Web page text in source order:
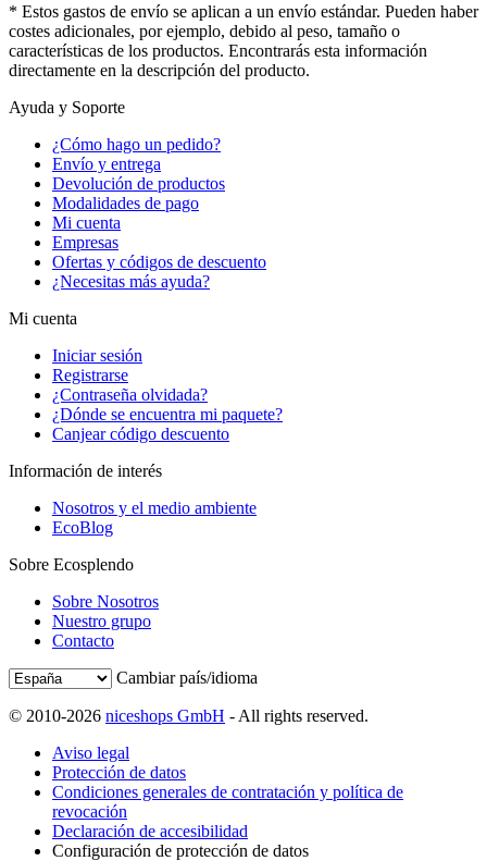
* Estos gastos de envío se aplican a un envío estándar. Pueden haber
costes adicionales, por ejemplo, debido al peso, tamaño o
características de los productos. Encontrarás esta información
directamente en la descripción del producto.
Ayuda y Soporte
¿Cómo hago un pedido?
Envío y entrega
Devolución de productos
Modalidades de pago
Mi cuenta
Empresas
Ofertas y códigos de descuento
¿Necesitas más ayuda?
Mi cuenta
Iniciar sesión
Registrarse
¿Contraseña olvidada?
¿Dónde se encuentra mi paquete?
Canjear código descuento
Información de interés
Nosotros y el medio ambiente
EcoBlog
Sobre Ecosplendo
Sobre Nosotros
Nuestro grupo
Contacto
Cambiar país/idioma
© 2010-2026 niceshops GmbH - All rights reserved.
Aviso legal
Protección de datos
Condiciones generales de contratación y política de
revocación
Declaración de accesibilidad
Configuración de protección de datos